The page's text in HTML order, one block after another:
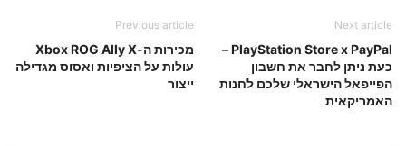
Previous article
מכירות ה-Xbox ROG Ally X
עולות על הציפיות ואסוס מגדילה
ייצור
Next article
PlayStation Store x PayPal –
כעת ניתן לחבר את חשבון
הפייפאל הישראלי שלכם לחנות
האמריקאית